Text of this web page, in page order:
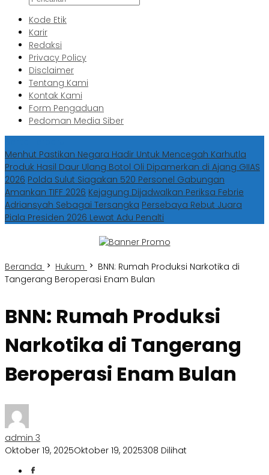
Kode Etik
Karir
Redaksi
Privacy Policy
Disclaimer
Tentang Kami
Kontak Kami
Form Pengaduan
Pedoman Media Siber
Menhut Pastikan Negara Hadir Untuk Mencegah Karhutla
Produk Hasil Daur Ulang Botol Oli Dipamerkan di Ajang GIIAS
2026 Polda Sulut Siagakan 520 Personel Gabungan
Amankan TIFF 2026 Kejagung Dijadwalkan Periksa Febrie
Adriansyah Sebagai Tersangka Persebaya Rebut Juara
Piala Presiden 2026 Lewat Adu Penalti
Beranda Hukum
BNN: Rumah Produksi Narkotika di
Tangerang Beroperasi Enam Bulan
BNN: Rumah Produksi
Narkotika di Tangerang
Beroperasi Enam Bulan
admin 3
Oktober 19, 2025Oktober 19, 2025308 Dilihat